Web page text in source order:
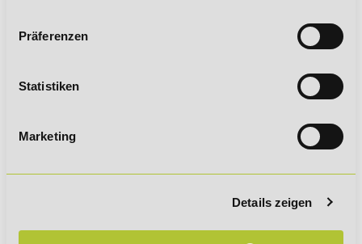
Präferenzen
Statistiken
Marketing
Details zeigen
QUELLENANGABEN (STAND: 11.2020)